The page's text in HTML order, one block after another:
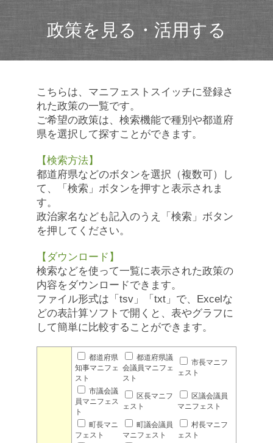
政策を見る・活用する
こちらは、マニフェストスイッチに登録さ
れた政策の一覧です。
ご希望の政策は、検索機能で種別や都道府
県を選択して探すことができます。
【検索方法】
都道府県などのボタンを選択（複数可）し
て、「検索」ボタンを押すと表示されま
す。
政治家名なども記入のうえ「検索」ボタン
を押してください。
【ダウンロード】
検索などを使って一覧に表示された政策の
内容をダウンロードできます。
ファイル形式は「tsv」「txt」で、Excelな
どの表計算ソフトで開くと、表やグラフに
して簡単に比較することができます。
都道府県
知事マニフェ
スト
都道府県議
会議員マニフェ
スト
市長マニフ
ェスト
市議会議
員マニフェス
ト
区長マニフ
ェスト
区議会議員
マニフェスト
町長マニ
フェスト
町議会議員
マニフェスト
村長マニフ
ェスト